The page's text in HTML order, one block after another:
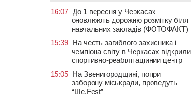
16:07 До 1 вересня у Черкасах
оновлюють дорожню розмітку біля
навчальних закладів (ФОТОФАКТ)
15:39 На честь загиблого захисника і
чемпіона світу в Черкасах відкрили
спортивно-реабілітаційний центр
15:05 На Звенигородщині, попри
заборону міськради, проведуть
“Ше.Fest”